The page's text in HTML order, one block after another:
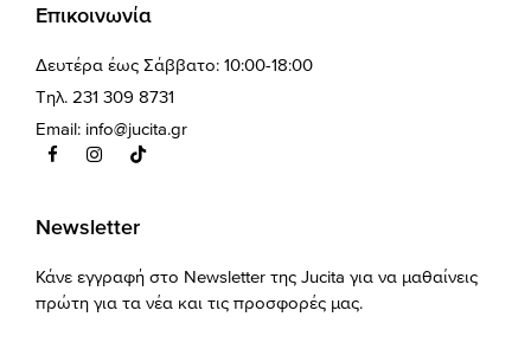
Επικοινωνία
Δευτέρα έως Σάββατο: 10:00-18:00
Τηλ. 231 309 8731
Email: info@jucita.gr
Newsletter
Κάνε εγγραφή στο Newsletter της Jucita για να μαθαίνεις
πρώτη για τα νέα και τις προσφορές μας.